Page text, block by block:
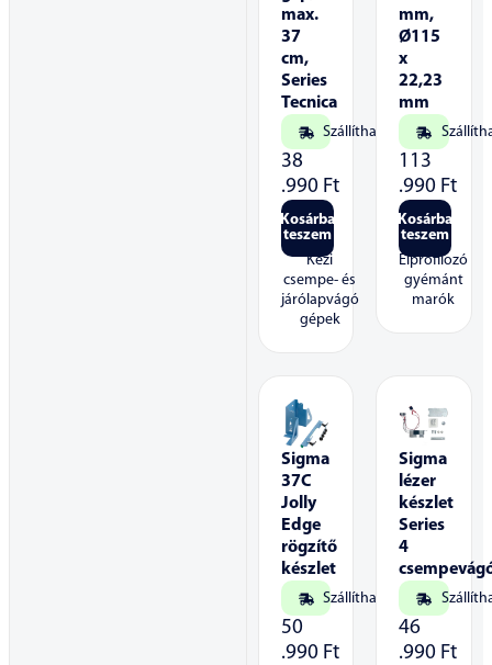
max.
37
cm,
Series
Tecnica
Szállítható
38
.990 Ft
Kosárba
teszem
Kézi
csempe- és
járólapvágó
gépek
mm,
Ø115
x
22,23
mm
113
.990 Ft
Kosárba
teszem
Élprofilozó
gyémánt
marók
Sigma
37C
Jolly
Edge
rögzítő
készlet
Szállítható
50
.990 Ft
Sigma
lézer
készlet
Series
4
46
.990 Ft